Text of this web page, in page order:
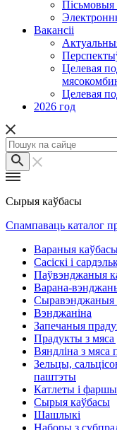
Пісьмовыя
Вакансіі
Целевая
Целевая
2026 год
Сырыя каўбасы
Спампаваць каталог
Вараныя
Сасіскі і
Паўвэнджаныя
Варана-
Сыравэнджаныя
Вэнджаніна
Запечаныя
Прадукты з мяса
Вяндліна з мяса
Зельцы,
паштэты
Катлеты і фаршы
Сырыя каўбасы
Шашлыкі
Наборы з